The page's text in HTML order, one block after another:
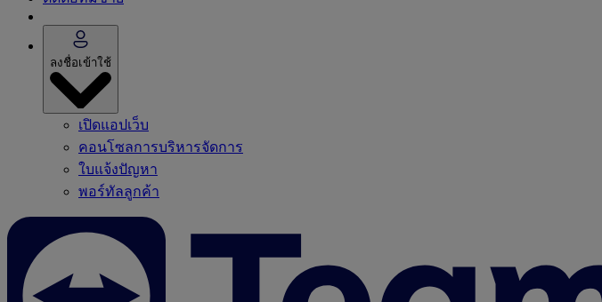
ลงชื่อเข้าใช้
เปิดแอปเว็บ
คอนโซลการบริหารจัดการ
ใบแจ้งปัญหา
พอร์ทัลลูกค้า